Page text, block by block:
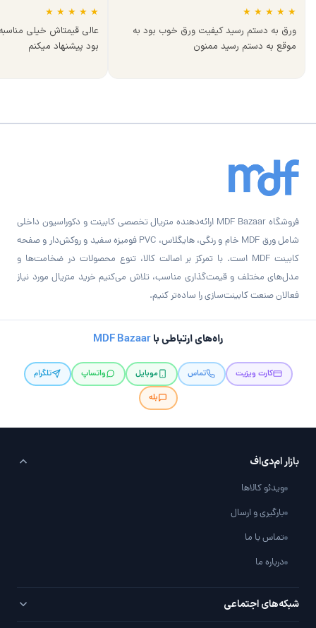
★
★
★
★
★
ورق به دستم رسید کیفیت ورق خوب بود به
موقع به دستم رسید ممنون
★
★
★
★
★
عالی قیمتاش خیلی
بود پیشنهاد میکنم
فروشگاه MDF Bazaar ارائه‌دهنده متریال تخصصی کابینت و دکوراسیون داخلی
شامل ورق MDF خام و رنگی، هایگلاس، PVC فومیزه سفید و روکش‌دار و صفحه
کابینت MDF است. با تمرکز بر اصالت کالا، تنوع محصولات در ضخامت‌ها و
مدل‌های مختلف و قیمت‌گذاری مناسب، تلاش می‌کنیم خرید متریال مورد نیاز
فعالان صنعت کابینت‌سازی را ساده‌تر کنیم.
راه‌های ارتباطی باMDF Bazaar
کارت ویزیت تماس موبایل واتساپ
تلگرام
بله
بازار ام‌دی‌اف
ویدئو کالاها
بارگیری و ارسال
تماس با ما
درباره ما
شبکه‌های اجتماعی